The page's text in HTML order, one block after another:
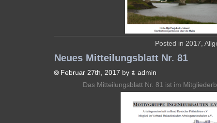
Posted in 2017,
Neues Mitteilungsblatt Nr. 81
Februar 27th, 2017 by
admin
Das Mitteilungsblatt Nr. 81 ist im